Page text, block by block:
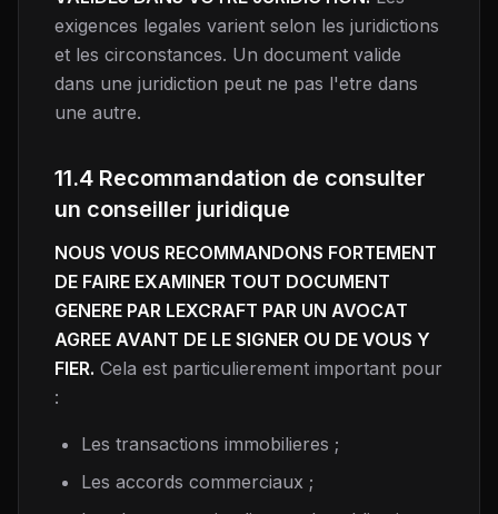
exigences legales varient selon les juridictions
et les circonstances. Un document valide
dans une juridiction peut ne pas l'etre dans
une autre.
11.4 Recommandation de consulter
un conseiller juridique
NOUS VOUS RECOMMANDONS FORTEMENT
DE FAIRE EXAMINER TOUT DOCUMENT
GENERE PAR LEXCRAFT PAR UN AVOCAT
AGREE AVANT DE LE SIGNER OU DE VOUS Y
FIER. Cela est particulierement important pour
:
Les transactions immobilieres ;
Les accords commerciaux ;